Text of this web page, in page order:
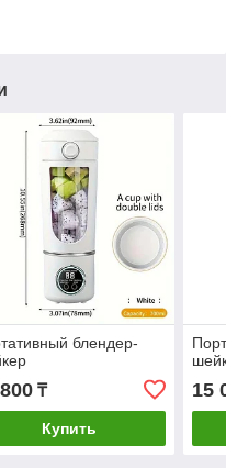
блендер-
₸
Купить
15